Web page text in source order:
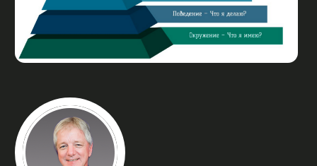
ДОХОД 150К+
Елена Варенко